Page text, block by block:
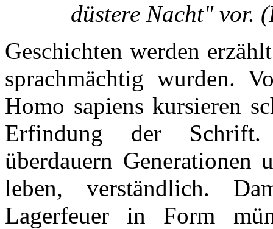
düstere Nacht" vor.
Geschichten werden
sprachmächtig wurden.
Homo sapiens kursieren
Erfindung der Schrift.
überdauern
leben, verständlich.
Lagerfeuer in Form